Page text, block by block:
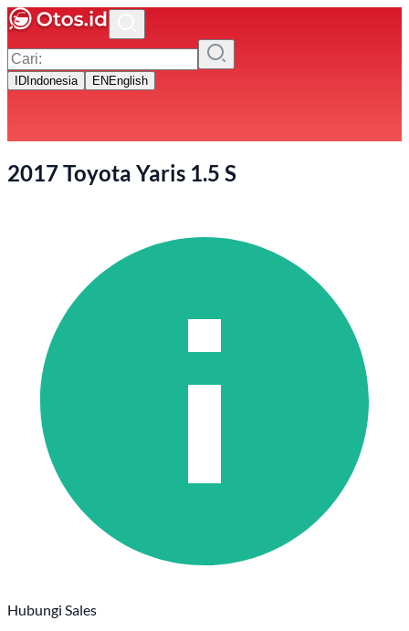
ID Indonesia EN English
2017 Toyota Yaris 1.5 S
Hubungi Sales